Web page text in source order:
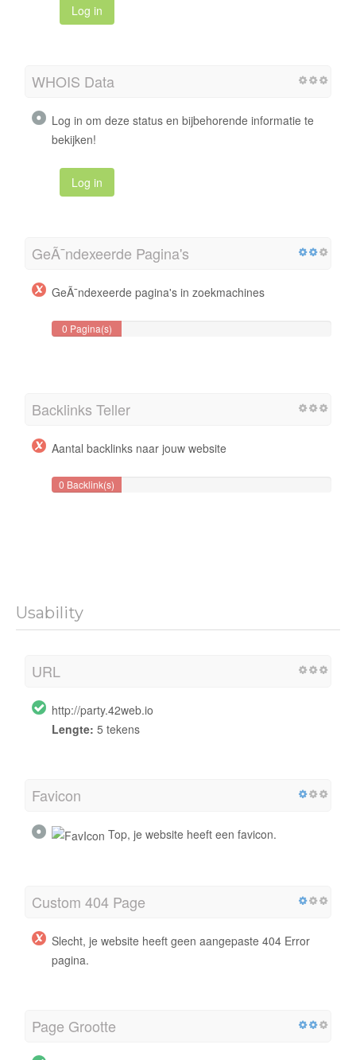
Log in
WHOIS Data
Log in om deze status en bijbehorende informatie te
bekijken!
Log in
GeÃ¯ndexeerde Pagina's
GeÃ¯ndexeerde pagina's in zoekmachines
0 Pagina(s)
Backlinks Teller
Aantal backlinks naar jouw website
0 Backlink(s)
Usability
URL
http://party.42web.io
Lengte: 5 tekens
Favicon
Top, je website heeft een favicon.
Custom 404 Page
Slecht, je website heeft geen aangepaste 404 Error
pagina.
Page Grootte